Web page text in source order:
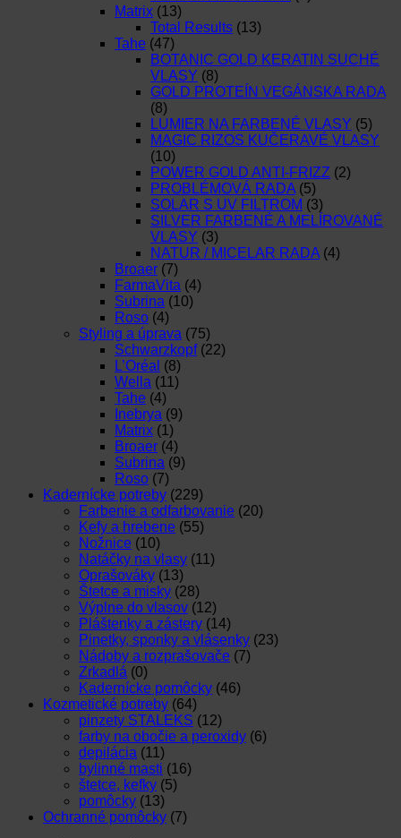
Matrix (13)
Total Results (13)
Tahe (47)
BOTANIC GOLD KERATIN SUCHÉ
VLASY (8)
GOLD PROTEÍN VEGÁNSKA RADA
(8)
LUMIER NA FARBENÉ VLASY (5)
MAGIC RIZOS KUČERAVÉ VLASY
(10)
POWER GOLD ANTI-FRIZZ (2)
PROBLÉMOVÁ RADA (5)
SOLAR S UV FILTROM (3)
SILVER FARBENÉ A MELÍROVANÉ
VLASY (3)
NATUR / MICELAR RADA (4)
Broaer (7)
FarmaVita (4)
Subrina (10)
Roso (4)
Styling a úprava (75)
Schwarzkopf (22)
L’Oréal (8)
Wella (11)
Tahe (4)
Inebrya (9)
Matrix (1)
Broaer (4)
Subrina (9)
Roso (7)
Kadernícke potreby (229)
Farbenie a odfarbovanie (20)
Kefy a hrebene (55)
Nožnice (10)
Natáčky na vlasy (11)
Oprašováky (13)
Štetce a misky (28)
Výplne do vlasov (12)
Pláštenky a zástery (14)
Pinetky, sponky a vlásenky (23)
Nádoby a rozprašovače (7)
Zrkadlá (0)
Kadernícke pomôcky (46)
Kozmetické potreby (64)
pinzety STALEKS (12)
farby na obočie a peroxidy (6)
depilácia (11)
bylinné masti (16)
štetce, kefky (5)
pomôcky (13)
Ochranné pomôcky (7)